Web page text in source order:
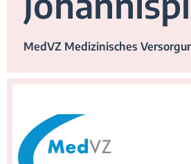
MedVZ Medizinisches